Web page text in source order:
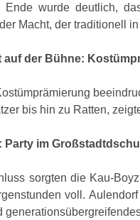
Ende wurde deutlich,
Macht, der traditionell
auf der Bühne:
bis hin zu Ratten,
Party im
sorgten die Kau-
voll.